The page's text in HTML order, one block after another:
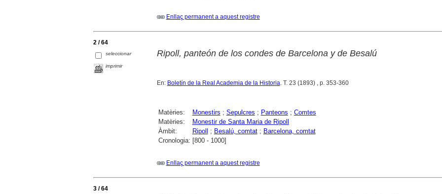
Enllaç permanent a aquest registre
2 / 64
seleccionar
imprimir
Ripoll, panteón de los condes de Barcelona y de Besalú
En: Boletín de la Real Academia de la Historia. T. 23 (1893) , p. 353-360
Matèries: Monestirs ; Sepulcres ; Panteons ; Comtes
Matèries:
Monestir de Santa Maria de Ripoll
Àmbit:
Ripoll ; Besalú, comtat; Barcelona, comtat
Cronologia: [800 - 1000]
Enllaç permanent a aquest registre
3 / 64